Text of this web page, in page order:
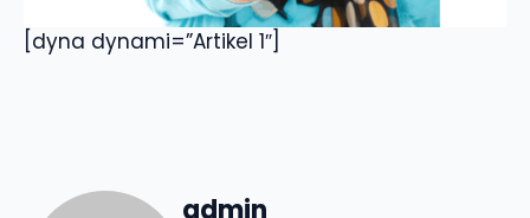
[dyna dynami=”Artikel 1″]